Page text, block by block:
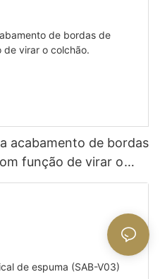
acabamento de bordas
função de virar o